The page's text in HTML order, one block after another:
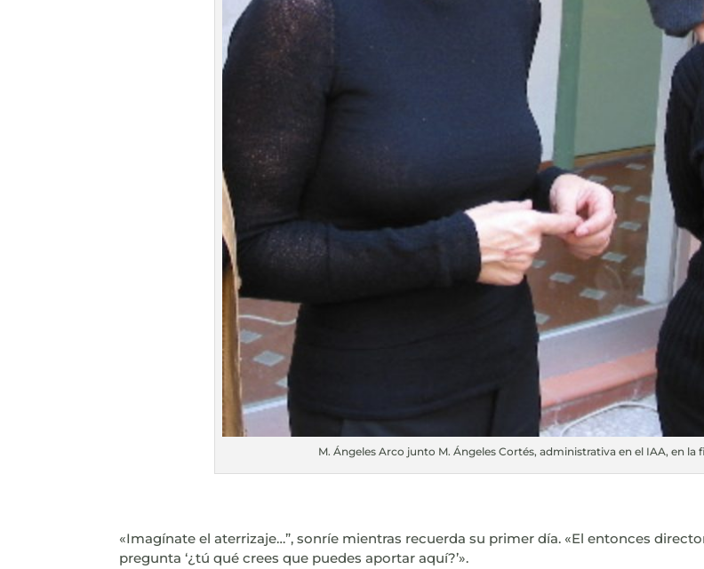
M. Ángeles Arco junto M. Ángeles Cortés, administrativa en el IAA, en la
«Imagínate el aterrizaje…”, sonríe mientras recuerda su primer día. «El entonces
pregunta ‘¿tú qué crees que puedes aportar aquí?’».